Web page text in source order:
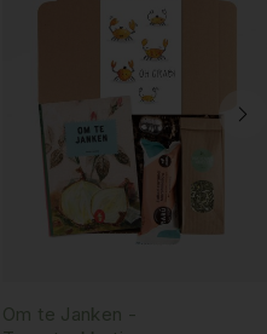
Om te Janken -